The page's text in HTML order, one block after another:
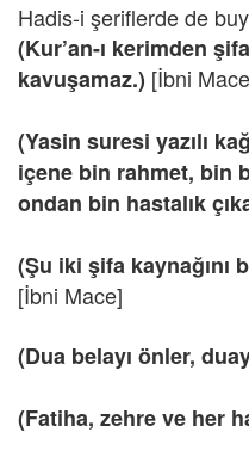
Hadis-i şeriflerde de
(Kur’an-ı kerimden
kavuşamaz.) [İbni
(Yasin suresi yazılı
içene bin rahmet, bin
ondan bin hastalık
(Şu iki şifa kaynağını
[İbni Mace]
(Dua belayı önler,
(Fatiha, zehre ve her